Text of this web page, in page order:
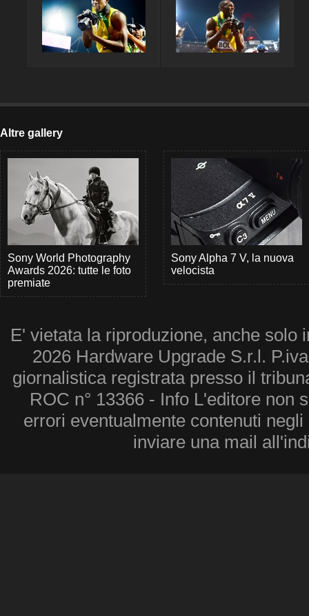
Altre gallery
Sony World Photography
Awards 2026: tutte le foto
premiate
Sony Alpha 7 V, la nuova
velocista
E' vietata la riproduzione, anche solo
2026 Hardware Upgrade S.r.l.
giornalistica registrata presso il
ROC n° 13366 - Info L'editore non
errori eventualmente contenuti
inviare una mail